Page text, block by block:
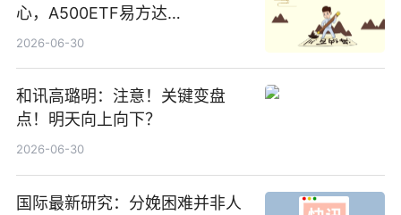
心，A500ETF易方达
（159361）昨日“吸金”1.7亿元-
2026-06-30
和讯高璐明：注意！关键变盘
点！明天向上向下？
2026-06-30
国际最新研究：分娩困难并非人